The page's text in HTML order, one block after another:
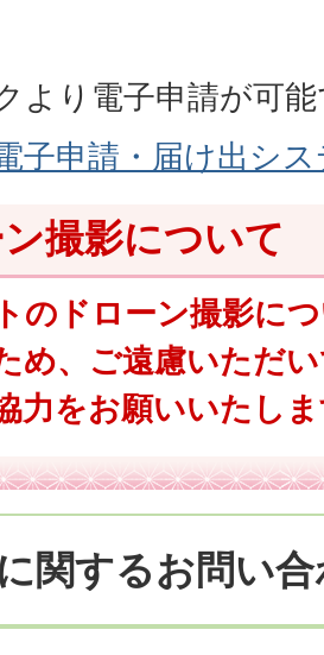
より電子申請が可
子申請・届け出シ
撮影について
のドローン撮影に
め、ご遠慮いただ
力をお願いいたし
関するお問い